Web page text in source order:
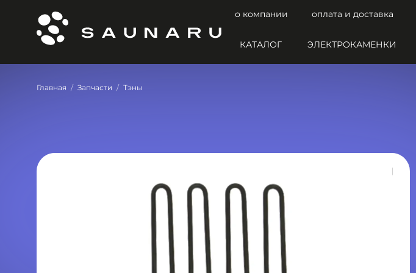
о компании оплата и доставка
КАТАЛОГ ЭЛЕКТРОКАМЕНКИ
Главная Запчасти Тэны